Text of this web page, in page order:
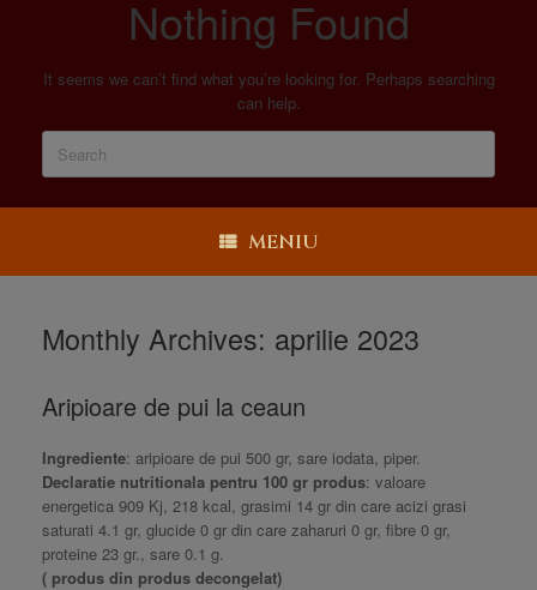
Nothing Found
It seems we can’t find what you’re looking for. Perhaps searching
can help.
MENIU
Monthly Archives: aprilie 2023
Aripioare de pui la ceaun
Ingrediente: aripioare de pui 500 gr, sare iodata, piper.
Declaratie nutritionala pentru 100 gr produs: valoare
energetica 909 Kj, 218 kcal, grasimi 14 gr din care acizi grasi
saturati 4.1 gr, glucide 0 gr din care zaharuri 0 gr, fibre 0 gr,
proteine 23 gr., sare 0.1 g.
( produs din produs decongelat)